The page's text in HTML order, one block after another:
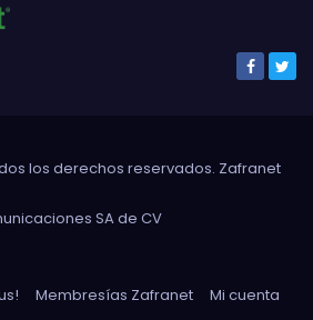
los derechos reservados. Zafranet
SA de CV
Membresías Zafranet Mi cuenta